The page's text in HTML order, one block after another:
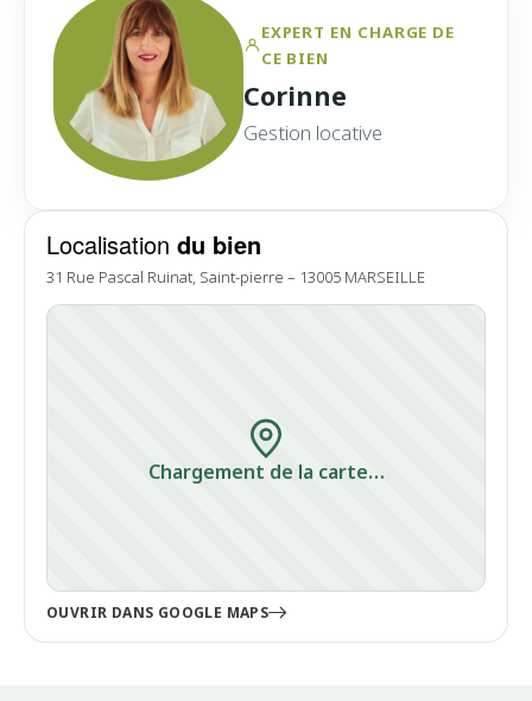
Localisation du bien
31 Rue Pascal Ruinat, Saint-pierre – 13005 MARSEILLE
Chargement de la carte…
OUVRIR DANS GOOGLE MAPS
EXPERT EN CHARGE DE
CE BIEN
Corinne
Gestion locative